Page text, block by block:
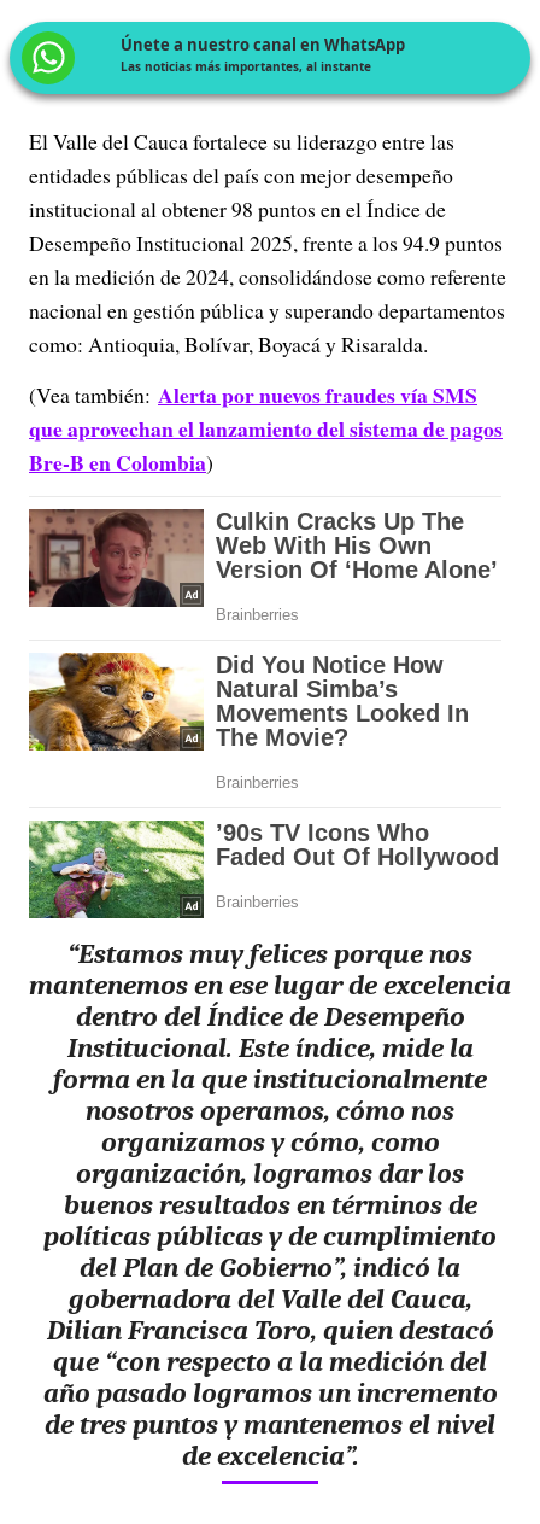
Únete a nuestro canal en WhatsApp
Las noticias más importantes, al instante
El Valle del Cauca fortalece su liderazgo entre las
entidades públicas del país con mejor desempeño
institucional al obtener 98 puntos en el Índice de
Desempeño Institucional 2025, frente a los 94.9 puntos
en la medición de 2024, consolidándose como referente
nacional en gestión pública y superando departamentos
como: Antioquia, Bolívar, Boyacá y Risaralda.
(Vea también: Alerta por nuevos fraudes vía SMS
que aprovechan el lanzamiento del sistema de pagos
Bre-B en Colombia)
“Estamos muy felices porque nos
mantenemos en ese lugar de excelencia
dentro del Índice de Desempeño
Institucional. Este índice, mide la
forma en la que institucionalmente
nosotros operamos, cómo nos
organizamos y cómo, como
organización, logramos dar los
buenos resultados en términos de
políticas públicas y de cumplimiento
del Plan de Gobierno”, indicó la
gobernadora del Valle del Cauca,
Dilian Francisca Toro, quien destacó
que “con respecto a la medición del
año pasado logramos un incremento
de tres puntos y mantenemos el nivel
de excelencia”.